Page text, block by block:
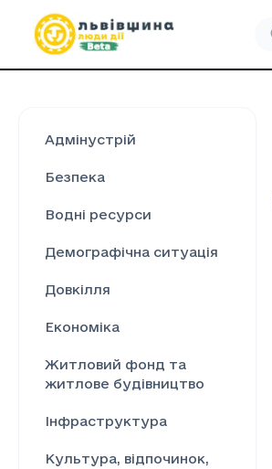
Адмінустрій
Безпека
Водні ресурси
Демографічна ситуація
Довкілля
Економіка
Житловий фонд та
житлове будівництво
Інфраструктура
Культура, відпочинок,